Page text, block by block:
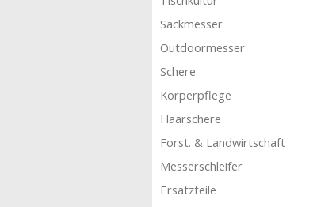
Sackmesser
Outdoormesser
Schere
Körperpflege
Haarschere
Forst. & Landwirtschaft
Messerschleifer
Ersatzteile